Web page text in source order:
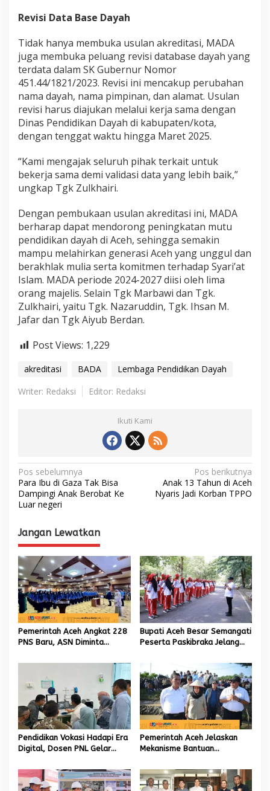
Revisi Data Base Dayah
Tidak hanya membuka usulan akreditasi, MADA
juga membuka peluang revisi database dayah yang
terdata dalam SK Gubernur Nomor
451.44/1821/2023. Revisi ini mencakup perubahan
nama dayah, nama pimpinan, dan alamat. Usulan
revisi harus diajukan melalui kerja sama dengan
Dinas Pendidikan Dayah di kabupaten/kota,
dengan tenggat waktu hingga Maret 2025.
“Kami mengajak seluruh pihak terkait untuk
bekerja sama demi validasi data yang lebih baik,”
ungkap Tgk Zulkhairi.
Dengan pembukaan usulan akreditasi ini, MADA
berharap dapat mendorong peningkatan mutu
pendidikan dayah di Aceh, sehingga semakin
mampu melahirkan generasi Aceh yang unggul dan
berakhlak mulia serta komitmen terhadap Syari’at
Islam. MADA periode 2024-2027 diisi oleh lima
orang majelis. Selain Tgk Marbawi dan Tgk.
Zulkhairi, yaitu Tgk. Nazaruddin, Tgk. Ihsan M.
Jafar dan Tgk Aiyub Berdan.
Post Views: 1,229
akreditasi BADA
Lembaga Pendidikan Dayah
Writer: Redaksi
Editor: Redaksi
Ikuti Kami
N
a
v
i
g
a
s
i
p
o
s
Pos sebelumnya
Para Ibu di Gaza Tak Bisa
Dampingi Anak Berobat Ke
Luar negeri
Pos berikutnya
Anak 13 Tahun di Aceh
Nyaris Jadi Korban TPPO
Jangan Lewatkan
Pemerintah Aceh Angkat 228
PNS Baru, ASN Diminta
Tinggi
Bupati Aceh Besar Semangati
Peserta Paskibraka Jelang
Pendidikan Vokasi Hadapi Era
Digital, Dosen PNL Gelar
Guru Produktif SMK
Pemerintah Aceh Jelaskan
Mekanisme Bantuan
Pemulihan Sawah dan Kebun